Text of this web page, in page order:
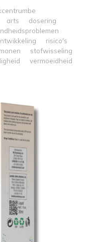
arts
dosering
risico's
stofwisseling
vermoeidheid